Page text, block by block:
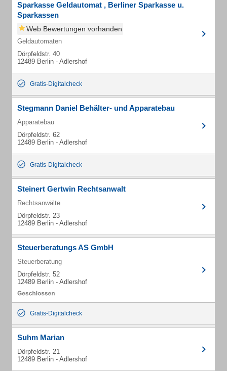
Sparkasse Geldautomat , Berliner Sparkasse u.
Sparkassen
Web Bewertungen vorhanden
Geldautomaten
Dörpfeldstr. 40
12489 Berlin - Adlershof
Gratis-Digitalcheck
Stegmann Daniel Behälter- und Apparatebau
Apparatebau
Dörpfeldstr. 62
12489 Berlin - Adlershof
Gratis-Digitalcheck
Steinert Gertwin Rechtsanwalt
Rechtsanwälte
Dörpfeldstr. 23
12489 Berlin - Adlershof
Steuerberatungs AS GmbH
Steuerberatung
Dörpfeldstr. 52
12489 Berlin - Adlershof
Gratis-Digitalcheck
Suhm Marian
Dörpfeldstr. 21
12489 Berlin - Adlershof